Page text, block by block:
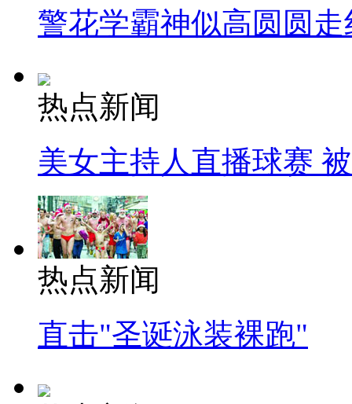
警花学霸神似高圆圆走
热点新闻
美女主持人直播球赛
热点新闻
直击"圣诞泳装裸跑"